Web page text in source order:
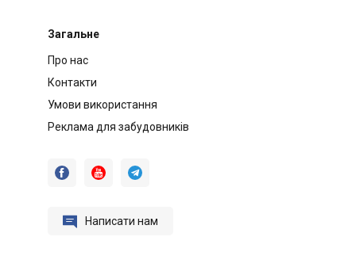
Загальне
Про нас
Контакти
Умови використання
Реклама для забудовників
  
 Написати нам